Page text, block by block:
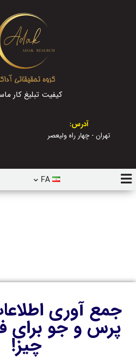
کیفیت تبلیغ کار
آدرس:
تهران - چهار راه ولیعصر
FA
جمع آوری
پرس و جو برای
چیز!